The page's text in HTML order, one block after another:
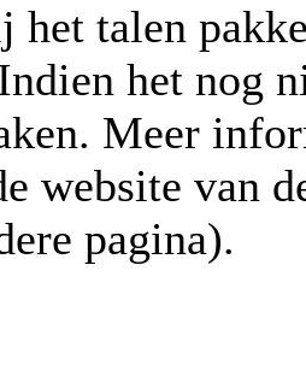
het talen
het nog
Meer
website van
pagina).